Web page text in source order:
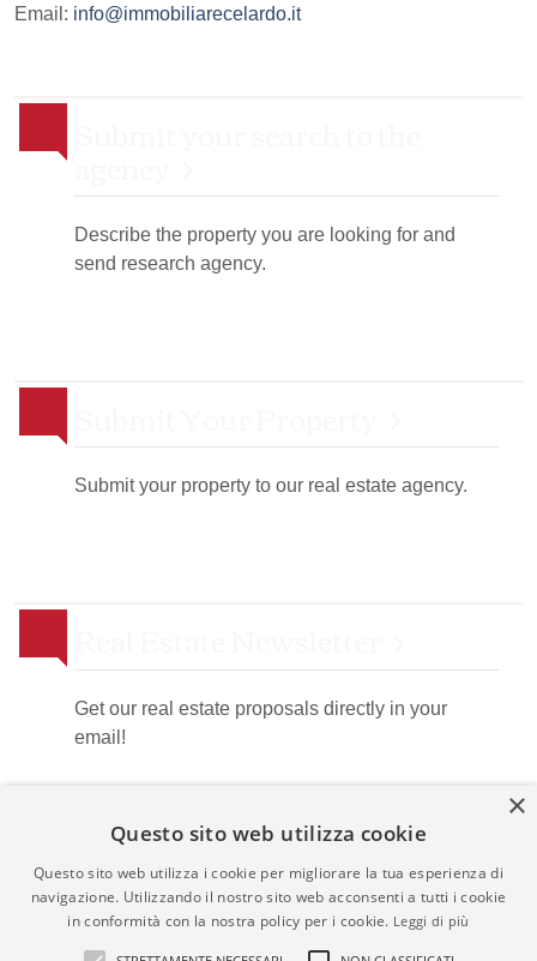
Email: info@immobiliarecelardo.it
Describe the property you are looking for and
send research agency.
Submit your property to our real estate agency.
Get our real estate proposals directly in your
email!
×
Questo sito web utilizza cookie
Questo sito web utilizza i cookie per migliorare la tua esperienza di
navigazione. Utilizzando il nostro sito web acconsenti a tutti i cookie
in conformità con la nostra policy per i cookie. Leggi di più